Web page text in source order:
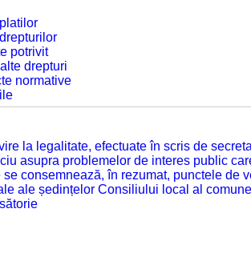
potrivit
drepturi
normative
la legalitate, efectuate în scris de
asupra problemelor de interes public
consemnează, în rezumat, punctele de
ale ședințelor Consiliului local al